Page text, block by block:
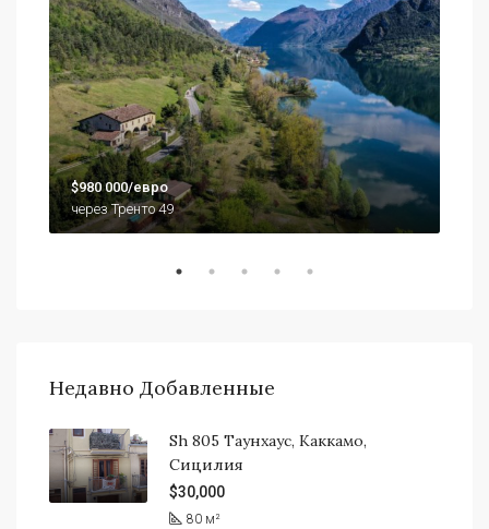
$980 000/евро
через Тренто 49
Недавно Добавленные
Sh 805 Таунхаус, Каккамо,
Сицилия
$30,000
80 м²